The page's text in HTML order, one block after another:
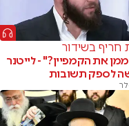
חריף בשידור
את הקמפיין?" - לייטנר
לספק תשובות